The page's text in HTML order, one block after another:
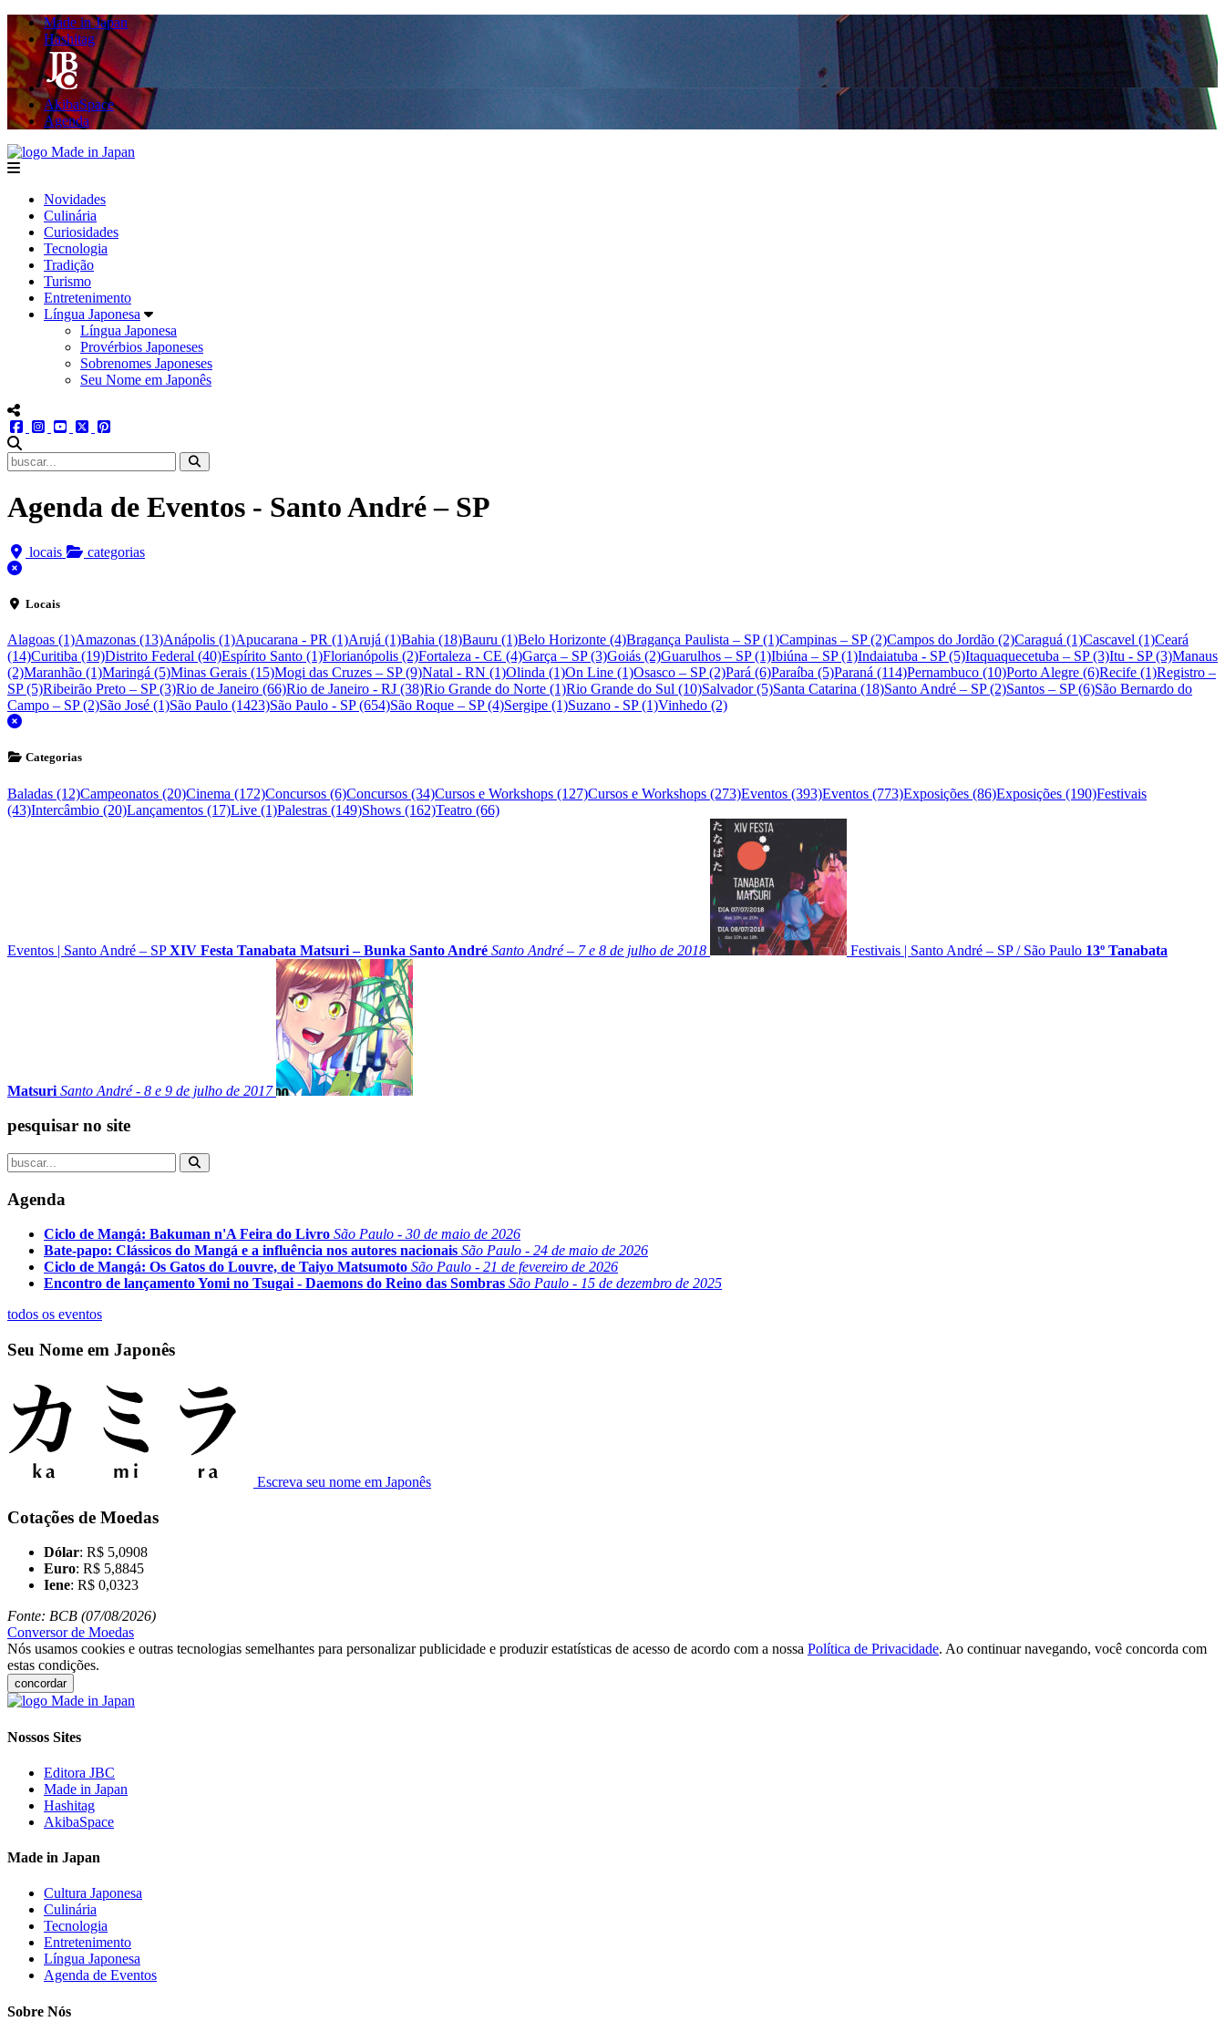
Made in Japan
Hashitag
AkibaSpace
Agenda
menu
Novidades
Culinária
Curiosidades
Tecnologia
Tradição
Turismo
Entretenimento
Língua Japonesa
Língua Japonesa
Provérbios Japoneses
Sobrenomes Japoneses
Seu Nome em Japonês
menu redes social
facebookinstagram
youtube
twitter
Agenda de Eventos - Santo André – SP
locais
categorias
fechar
Locais
Alagoas (1)Amazonas (13)Anápolis (1)Apucarana - PR (1)Arujá (1)Bahia (18)Bauru (1)Belo Horizonte (4)Bragança Paulista – SP (1)Campinas – SP (2)Campos do Jordão (2)Caraguá (1)Cascavel (1)Ceará
(14)Curitiba (19)Distrito Federal (40)Espírito Santo (1)Florianópolis (2)Fortaleza - CE (4)Garça – SP (3)Goiás (2)Guarulhos – SP (1)Ibiúna – SP (1)Indaiatuba - SP (5)Itaquaquecetuba – SP (3)Itu - SP (3)Manaus
(2)Maranhão (1)Maringá (5)Minas Gerais (15)Mogi das Cruzes – SP (9)Natal - RN (1)Olinda (1)On Line (1)Osasco – SP (2)Pará (6)Paraíba (5)Paraná (114)Pernambuco (10)Porto Alegre (6)Recife (1)Registro –
SP (5)Ribeirão Preto – SP (3)Rio de Janeiro (66)Rio de Janeiro - RJ (38)Rio Grande do Norte (1)Rio Grande do Sul (10)Salvador (5)Santa Catarina (18)Santo André – SP (2)Santos – SP (6)São Bernardo do
Campo – SP (2)São José (1)São Paulo (1423)São Paulo - SP (654)São Roque – SP (4)Sergipe (1)Suzano - SP (1)Vinhedo (2)
fechar
Categorias
Baladas (12)Campeonatos (20)Cinema (172)Concursos (6)Concursos (34)Cursos e Workshops (127)Cursos e Workshops (273)Eventos (393)Eventos (773)Exposições (86)Exposições (190)Festivais
(43)Intercâmbio (20)Lançamentos (17)Live (1)Palestras (149)Shows (162)Teatro (66)
Eventos | Santo André – SP XIV Festa Tanabata Matsuri – Bunka Santo André Santo André – 7 e 8 de julho de 2018 Festivais | Santo André – SP/ São Paulo 13º Tanabata
Matsuri Santo André - 8 e 9 de julho de 2017
pesquisar no site
Agenda
Ciclo de Mangá: Bakuman n'A Feira do Livro São Paulo - 30 de maio de 2026
Bate-papo: Clássicos do Mangá e a influência nos autores nacionais São Paulo - 24 de maio de 2026
Ciclo de Mangá: Os Gatos do Louvre, de Taiyo Matsumoto São Paulo - 21 de fevereiro de 2026
Encontro de lançamento Yomi no Tsugai - Daemons do Reino das Sombras São Paulo - 15 de dezembro de 2025
todos os eventos
Seu Nome em Japonês
Escreva seu nome em Japonês
Cotações de Moedas
Dólar: R$ 5,0908
Euro: R$ 5,8845
Iene: R$ 0,0323
Fonte: BCB (07/08/2026)
Conversor de Moedas
Nós usamos cookies e outras tecnologias semelhantes para personalizar publicidade e produzir estatísticas de acesso de acordo com a nossa Política de Privacidade. Ao continuar navegando, você concorda com
estas condições.
concordar
Nossos Sites
Editora JBC
Made in Japan
Hashitag
AkibaSpace
Made in Japan
Cultura Japonesa
Culinária
Tecnologia
Entretenimento
Língua Japonesa
Agenda de Eventos
Sobre Nós